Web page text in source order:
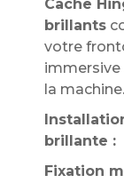
Cache
brillants
votre
la machine.
brillante :
Fixation